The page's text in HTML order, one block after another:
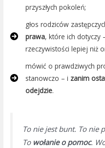
przyszłych pokoleń;
głos rodziców
prawa, które ich dotyczy
rzeczywistości lepiej niż
mówić o prawdziwych
stanowczo – i zanim
odejdzie.
To nie jest bunt. To nie
To wołanie o pomoc.